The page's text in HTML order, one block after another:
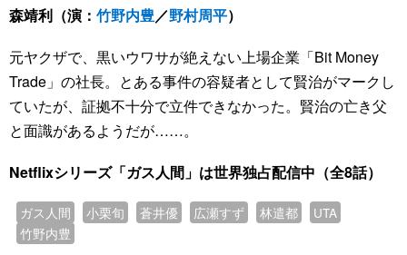
森靖利（演： 竹野内豊／野村周平）
元ヤクザで、黒いウワサが絶えない上場企業「Bit Money
Trade」の社長。とある事件の容疑者として賢治がマークし
ていたが、証拠不十分で立件できなかった。賢治の亡き父
と面識があるようだが……。
Netflixシリーズ「ガス人間」は世界独占配信中（全8話）
ガス人間 小栗旬 蒼井優 広瀬すず 林遣都
UTA
竹野内豊